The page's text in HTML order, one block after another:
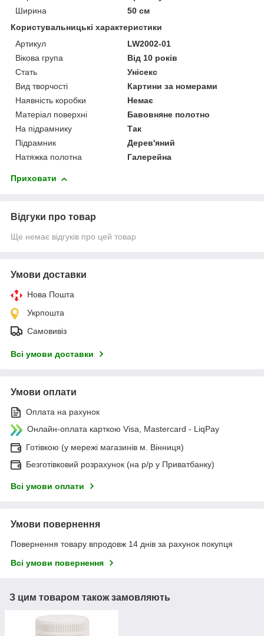
Ширина
50 см
Користувальницькі характеристики
Артикул
LW2002-01
Вікова група
Від 10 років
Стать
Унісекс
Вид творчості
Картини за номерами
Наявність коробки
Немає
Матеріал поверхні
Бавовняне полотно
На підрамнику
Так
Підрамник
Дерев'яний
Натяжка полотна
Галерейна
Приховати
Відгуки про товар
Ще немає відгуків про цей товар
Умови доставки
Нова Пошта
Укрпошта
Самовивіз
Всі умови доставки
Умови оплати
Оплата на рахунок
Онлайн-оплата карткою Visa, Mastercard - LiqPay
Готівкою (у мережі магазинів м. Вінниця)
Безготівковий розрахунок (на р/р у Приватбанку)
Всі умови оплати
Умови повернення
Повернення товару впродовж 14 днів за рахунок покупця
Всі умови повернення
З цим товаром також замовляють